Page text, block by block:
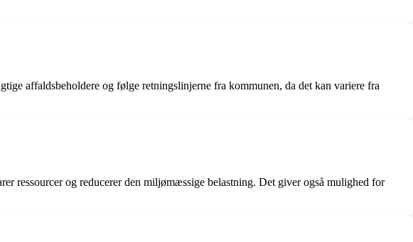
affaldsbeholdere og følge retningslinjerne fra kommunen, da det kan variere fra
ressourcer og reducerer den miljømæssige belastning. Det giver også mulighed for